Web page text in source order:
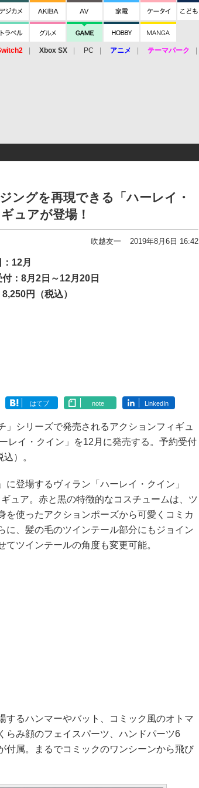
Xbox SX PC アニメ テーマパーク
ングを再現できる「ハーレイ・
ュアが登場！
吹越友一 2019年8月6日 16:42
12月
：8月2日～12月20日
円（税込）
はてブ note LinkedIn
シリーズで発売されるアクションフィギュ
レイ・クイン」を12月に発売する。予約受付
）。
登場するヴィラン「ハーレイ・クイン」
ュア。赤と黒の特徴的なコスチュームは、ツ
を使ったアクションポーズから可愛くコミカ
に、髪の毛のツインテール部分にもジョイン
てツインテールの角度も変更可能。
るハンマーやバット、コミック風のオトマ
らみ顔のフェイスパーツ、ハンドパーツ6
付属。まるでコミックのワンシーンから飛び